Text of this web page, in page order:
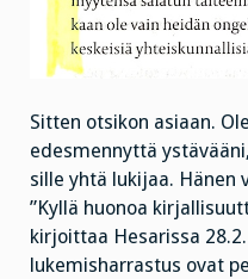
Sitten otsikon asiaan.
edesmennyttä
sille yhtä lukijaa. Hänen
”Kyllä huonoa
kirjoittaa Hesarissa
lukemisharrastus ovat